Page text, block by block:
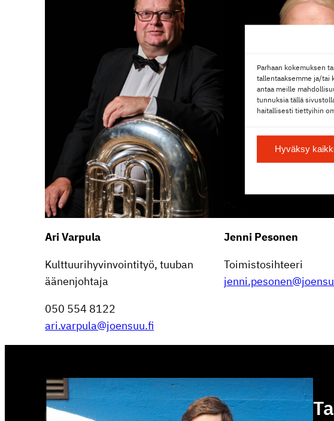
Parhaan kokemuksen
tallentaaksemme ja/tai
antaa meille
tunnuksia tällä
haitallisesti tiettyihin
Hyväksy
Ari Varpula
Kulttuu­ri­hy­vin­voin­tityö, tuuban
äänenjohtaja
050 554 8122
ari.varpula@joensuu.fi
Jenni Pesonen
Toimis­to­sih­teeri